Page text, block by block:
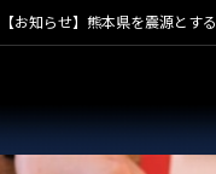
【お知らせ】熊本県を震源とす